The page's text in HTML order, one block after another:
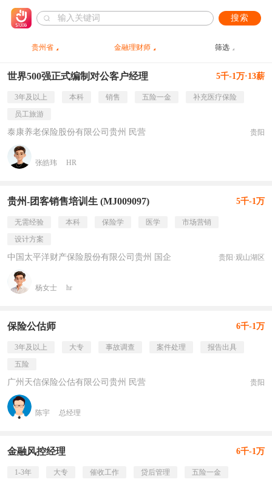
搜索
贵州省 金融理财师 筛选
世界500强正式编制对公客户经理 5千-1万·13薪
3年及以上 本科 销售 五险一金
补充医疗保险
员工旅游
泰康养老保险股份有限公司贵州 民营 贵阳
张皓玮 HR
贵州-团客销售培训生 (MJ009097) 5千-1万
无需经验 本科 保险学 医学
市场营销
设计方案
中国太平洋财产保险股份有限公司贵州 国企 贵阳·观山湖区
杨女士 hr
保险公估师 6千-1万
3年及以上 大专 事故调查 案件处理
报告出具
五险
广州天信保险公估有限公司贵州 民营 贵阳
陈宇 总经理
金融风控经理 6千-1万
1-3年 大专 催收工作 贷后管理 五险一金